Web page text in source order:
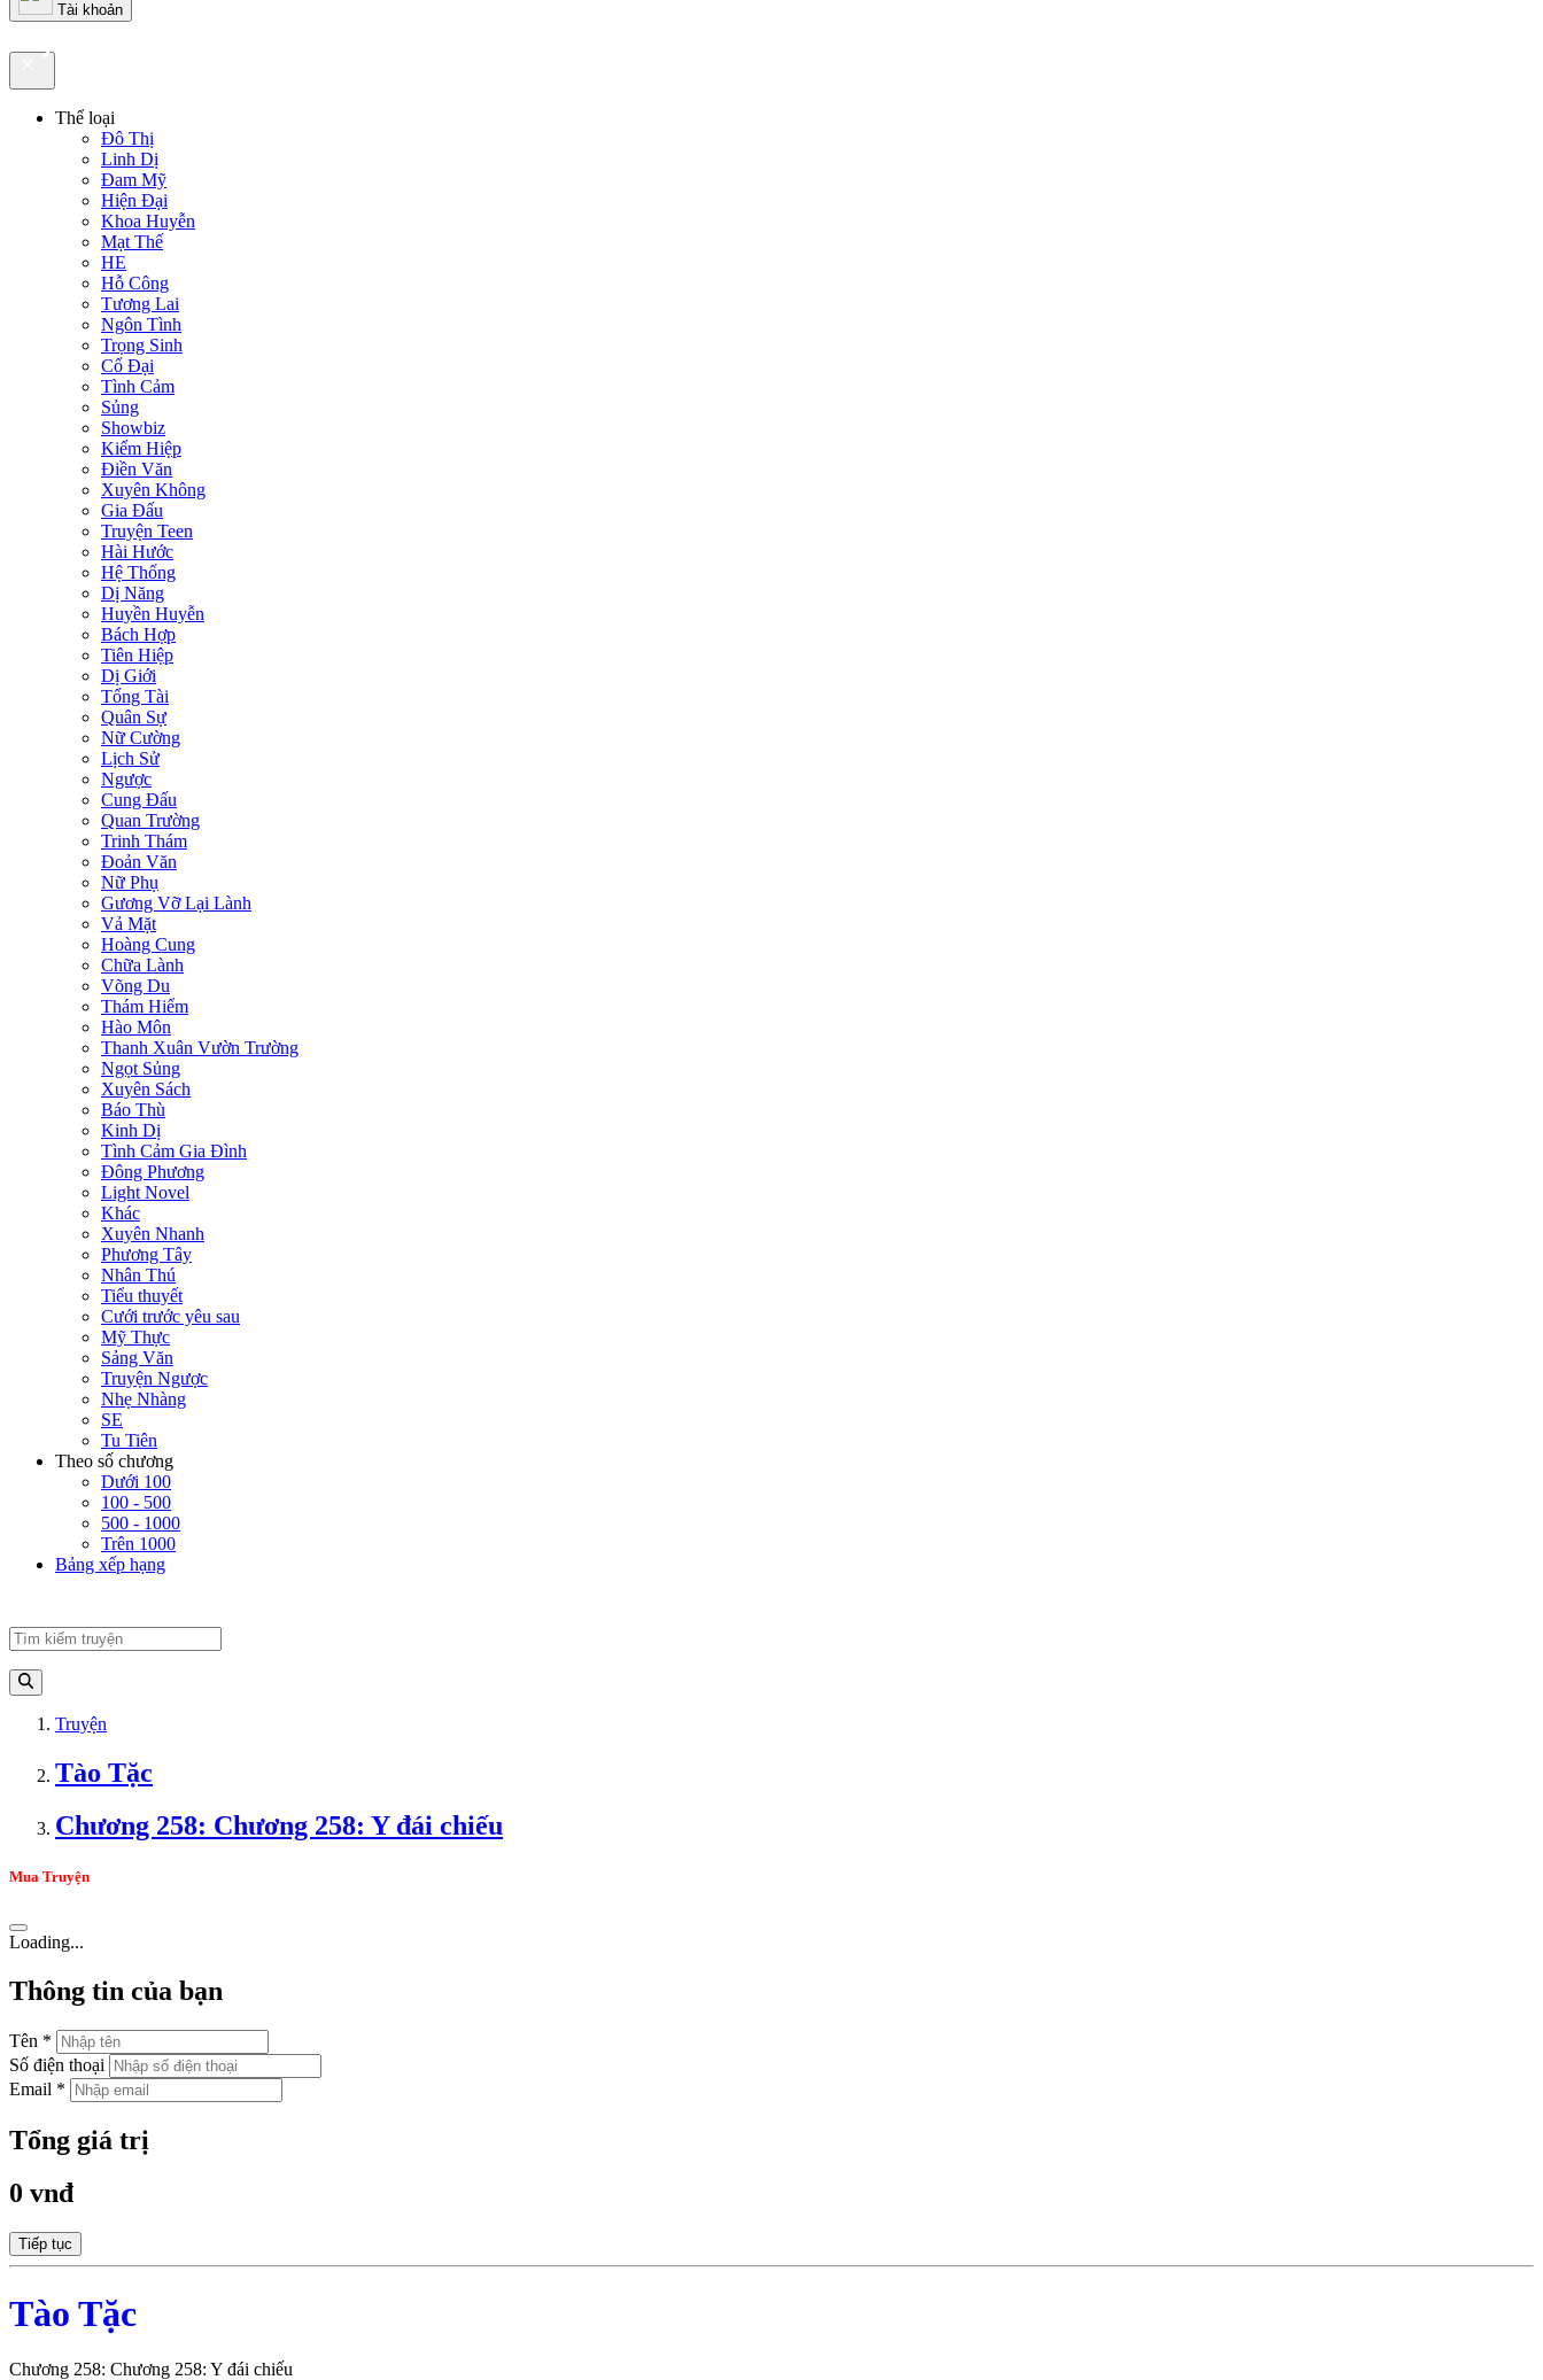
Tài khoản
truyenfullz.com
Thể loại
Đô Thị
Linh Dị
Đam Mỹ
Hiện Đại
Khoa Huyễn
Mạt Thế
HE
Hỗ Công
Tương Lai
Ngôn Tình
Trọng Sinh
Cổ Đại
Tình Cảm
Sủng
Showbiz
Kiếm Hiệp
Điền Văn
Xuyên Không
Gia Đấu
Truyện Teen
Hài Hước
Hệ Thống
Dị Năng
Huyền Huyễn
Bách Hợp
Tiên Hiệp
Dị Giới
Tổng Tài
Quân Sự
Nữ Cường
Lịch Sử
Ngược
Cung Đấu
Quan Trường
Trinh Thám
Đoản Văn
Nữ Phụ
Gương Vỡ Lại Lành
Vả Mặt
Hoàng Cung
Chữa Lành
Võng Du
Thám Hiểm
Hào Môn
Thanh Xuân Vườn Trường
Ngọt Sủng
Xuyên Sách
Báo Thù
Kinh Dị
Tình Cảm Gia Đình
Đông Phương
Light Novel
Khác
Xuyên Nhanh
Phương Tây
Nhân Thú
Tiểu thuyết
Cưới trước yêu sau
Mỹ Thực
Sảng Văn
Truyện Ngược
Nhẹ Nhàng
SE
Tu Tiên
Theo số chương
Dưới 100
100 - 500
500 - 1000
Trên 1000
Bảng xếp hạng
Truyện
Tào Tặc
Chương 258: Chương 258: Y đái chiếu
Mua Truyện
Loading...
Thông tin của bạn
Tên *
Số điện thoại
Email *
Tổng giá trị
0 vnđ
Tiếp tục
Tào Tặc
Chương 258: Chương 258: Y đái chiếu